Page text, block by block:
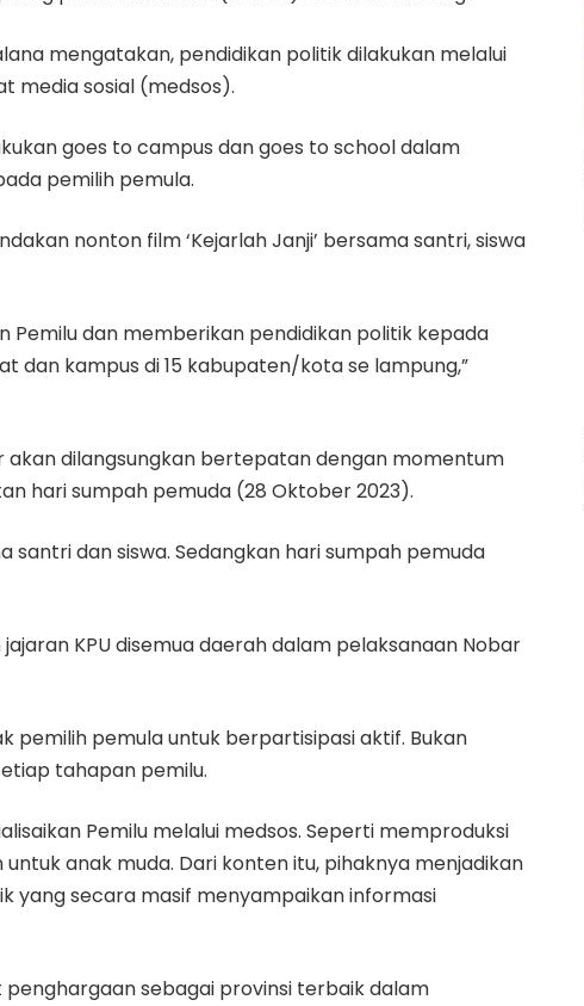
mengatakan, pendidikan politik dilakukan melalui
media sosial (medsos).
goes to campus dan goes to school dalam
pemilih pemula.
nonton film ‘Kejarlah Janji’ bersama santri, siswa
Pemilu dan memberikan pendidikan politik kepada
dan kampus di 15 kabupaten/kota se lampung,”
dilangsungkan bertepatan dengan momentum
hari sumpah pemuda (28 Oktober 2023).
santri dan siswa. Sedangkan hari sumpah pemuda
KPU disemua daerah dalam pelaksanaan Nobar
pemilih pemula untuk berpartisipasi aktif. Bukan
tahapan pemilu.
Pemilu melalui medsos. Seperti memproduksi
anak muda. Dari konten itu, pihaknya menjadikan
yang secara masif menyampaikan informasi
penghargaan sebagai provinsi terbaik dalam